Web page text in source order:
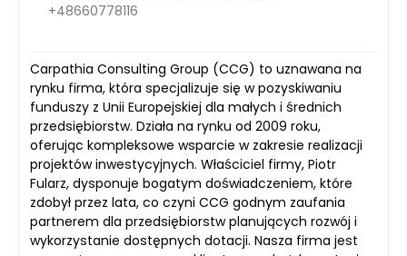
+48660778116
Carpathia Consulting Group (CCG) to uznawana na
rynku firma, która specjalizuje się w pozyskiwaniu
funduszy z Unii Europejskiej dla małych i średnich
przedsiębiorstw. Działa na rynku od 2009 roku,
oferując kompleksowe wsparcie w zakresie realizacji
projektów inwestycyjnych. Właściciel firmy, Piotr
Fularz, dysponuje bogatym doświadczeniem, które
zdobył przez lata, co czyni CCG godnym zaufania
partnerem dla przedsiębiorstw planujących rozwój i
wykorzystanie dostępnych dotacji. Nasza firma jest